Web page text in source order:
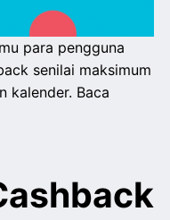
para pengguna
senilai maksimum
kalender. Baca